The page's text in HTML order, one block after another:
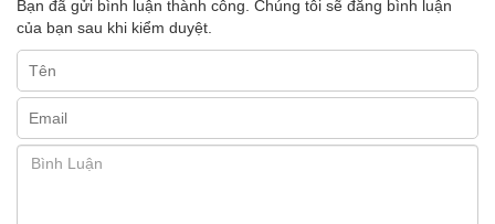
Bạn đã gửi bình luận thành công. Chúng tôi sẽ đăng bình luận
của bạn sau khi kiểm duyệt.